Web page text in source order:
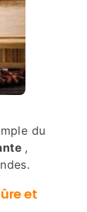
du
,
et